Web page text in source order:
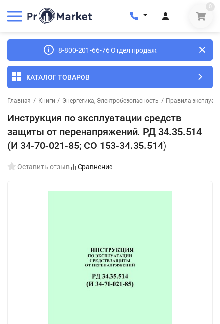
0
8-800-201-66-76 Отдел продаж
КАТАЛОГ ТОВАРОВ
Главная / Книги / Энергетика, Электробезопасность / Правила
Инструкция по эксплуатации средств
защиты от перенапряжений. РД 34.35.514
(И 34-70-021-85; СО 153-34.35.514)
Оставить отзыв Сравнение